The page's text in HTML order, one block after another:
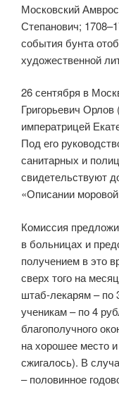
Московский
Степанович;
события бунта
художественной
26 сентября в
Григорьевич
императрицей
Под его
санитарных и
свидетельствуют
«Описании
Комиссия
в больницах и
получением в это
сверх того на
штаб-лекарям – по
ученикам – по 4
благополучного
на хорошее место
сжигалось). В
– половинное